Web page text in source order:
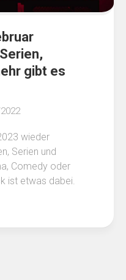
gibt es
wieder
Serien und
Comedy oder
ist etwas dabei.